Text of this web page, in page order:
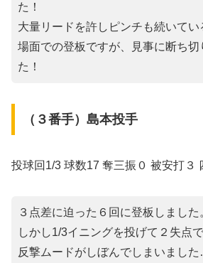
た！
大量リードを許しピンチも続いてい
場面での登板ですが、見事に断ち切
た！
（３番手）島本投手
投球回1/3 球数17 奪三振０ 被安打３
３点差に迫った６回に登板しました
しかし1/3イニングを投げて２失点で
反撃ムードがしぼんでしまいました